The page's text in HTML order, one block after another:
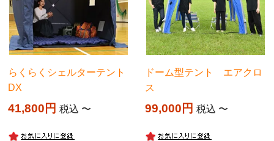
らくらくシェルターテント
DX
41,800 税込 〜
ドーム型テント エアクロ
ス
99,000 税込 〜